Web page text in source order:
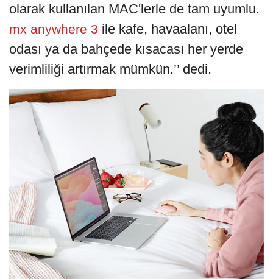
olarak kullanılan MAC'lerle de tam uyumlu.
mx anywhere 3 ile kafe, havaalanı, otel
odası ya da bahçede kısacası her yerde
verimliliği artırmak mümkün.’’ dedi.